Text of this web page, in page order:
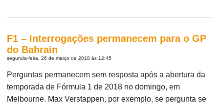
F1 – Interrogações permanecem para o GP
do Bahrain
segunda-feira, 26 de março de 2018 às 12:45
Perguntas permanecem sem resposta após a abertura da
temporada de Fórmula 1 de 2018 no domingo, em
Melbourne. Max Verstappen, por exemplo, se pergunta se